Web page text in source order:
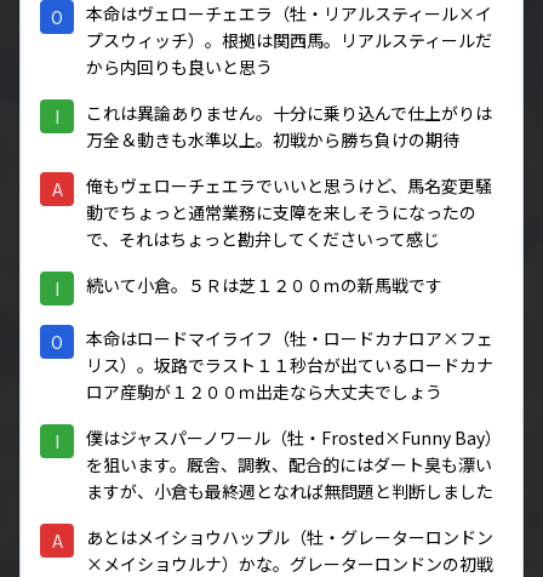
O
本命はヴェローチェエラ（牡・リアルスティール×イ
プスウィッチ）。根拠は関西馬。リアルスティールだ
から内回りも良いと思う
I
これは異論ありません。十分に乗り込んで仕上がりは
万全＆動きも水準以上。初戦から勝ち負けの期待
A
俺もヴェローチェエラでいいと思うけど、馬名変更騒
動でちょっと通常業務に支障を来しそうになったの
で、それはちょっと勘弁してくださいって感じ
I 続いて小倉。５Ｒは芝１２００ｍの新馬戦です
O
本命はロードマイライフ（牡・ロードカナロア×フェ
リス）。坂路でラスト１１秒台が出ているロードカナ
ロア産駒が１２００ｍ出走なら大丈夫でしょう
I
僕はジャスパーノワール（牡・Frosted×Funny Bay）
を狙います。厩舎、調教、配合的にはダート臭も漂い
ますが、小倉も最終週となれば無問題と判断しました
A
あとはメイショウハップル（牡・グレーターロンドン
×メイショウルナ）かな。グレーターロンドンの初戦